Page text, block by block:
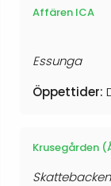
Affären ICA
Essunga
Öppettider:
Krusegården
Skattebacken